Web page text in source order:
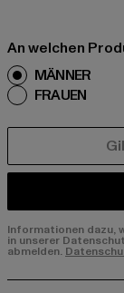
An welchen
MÄNNER
FRAUEN
Informationen dazu,
in unserer
abmelden.